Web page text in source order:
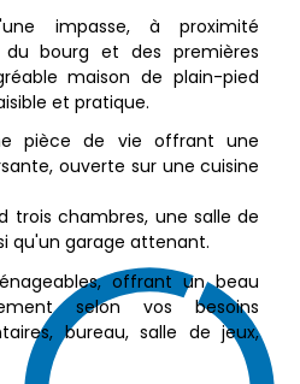
impasse, à proximité
bourg et des premières
maison de plain-pied
et pratique.
pièce de vie offrant une
ouverte sur une cuisine
trois chambres, une salle de
qu'un garage attenant.
offrant un beau
selon vos besoins
bureau, salle de jeux,